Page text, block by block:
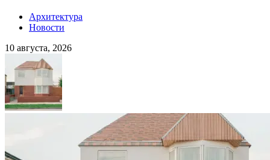
Архитектура
Новости
10 августа, 2026